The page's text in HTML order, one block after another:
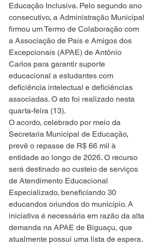
Educação Inclusiva. Pelo segundo ano
consecutivo, a Administração Municipal
firmou um Termo de Colaboração com
a Associação de Pais e Amigos dos
Excepcionais (APAE) de Antônio
Carlos para garantir suporte
educacional a estudantes com
deficiência intelectual e deficiências
associadas. O ato foi realizado nesta
quarta-feira (13).
O acordo, celebrado por meio da
Secretaria Municipal de Educação,
prevê o repasse de R$ 66 mil à
entidade ao longo de 2026. O recurso
será destinado ao custeio de serviços
de Atendimento Educacional
Especializado, beneficiando 30
educandos oriundos do município. A
iniciativa é necessária em razão da alta
demanda na APAE de Biguaçu, que
atualmente possui uma lista de espera.